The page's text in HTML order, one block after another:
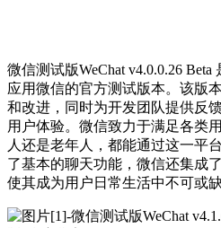
微信测试版WeChat v4.0.0.26
应用微信的官方测试版本。该版
和改进，同时为开发团队提供反
用户体验。微信致力于满足各类
人还是老年人，都能通过这一平
了基本的聊天功能，微信还集成
使其成为用户日常生活中不可或缺